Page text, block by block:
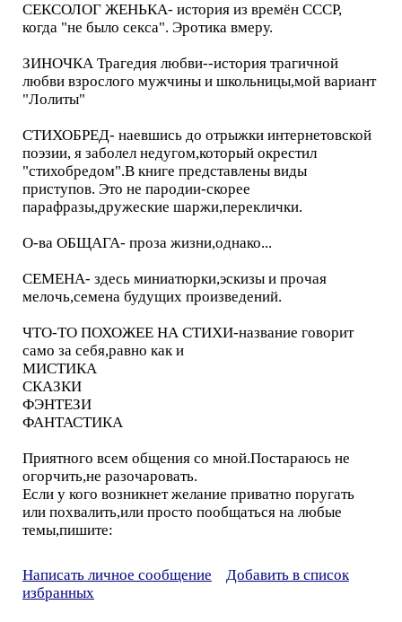
СЕКСОЛОГ ЖЕНЬКА- история из времён СССР,
когда "не было секса". Эротика вмеру.
ЗИНОЧКА Трагедия любви--история трагичной
любви взрослого мужчины и школьницы,мой вариант
"Лолиты"
СТИХОБРЕД- наевшись до отрыжки интернетовской
поэзии, я заболел недугом,который окрестил
"стихобредом".В книге представлены виды
приступов. Это не пародии-скорее
парафразы,дружеские шаржи,переклички.
О-ва ОБЩАГА- проза жизни,однако...
СЕМЕНА- здесь миниатюрки,эскизы и прочая
мелочь,семена будущих произведений.
ЧТО-ТО ПОХОЖЕЕ НА СТИХИ-название говорит
само за себя,равно как и
МИСТИКА
СКАЗКИ
ФЭНТЕЗИ
ФАНТАСТИКА
Приятного всем общения со мной.Постараюсь не
огорчить,не разочаровать.
Если у кого возникнет желание приватно поругать
или похвалить,или просто пообщаться на любые
темы,пишите:
Написать личное сообщение
Добавить в список
избранных